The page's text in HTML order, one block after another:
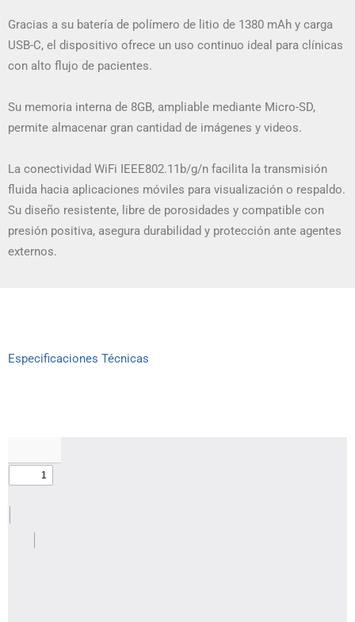
Gracias a su batería de polímero de litio de 1380 mAh y carga
USB-C, el dispositivo ofrece un uso continuo ideal para clínicas
con alto flujo de pacientes.
Su memoria interna de 8GB, ampliable mediante Micro-SD,
permite almacenar gran cantidad de imágenes y videos.
La conectividad WiFi IEEE802.11b/g/n facilita la transmisión
fluida hacia aplicaciones móviles para visualización o respaldo.
Su diseño resistente, libre de porosidades y compatible con
presión positiva, asegura durabilidad y protección ante agentes
externos.
Especificaciones Técnicas​